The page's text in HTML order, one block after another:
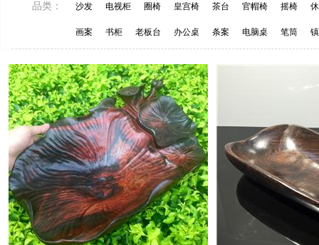
品类： 沙发 电视柜 圈椅 皇宫椅 茶台 官帽椅 摇椅
画案 书柜 老板台 办公桌 条案 电脑桌 笔筒